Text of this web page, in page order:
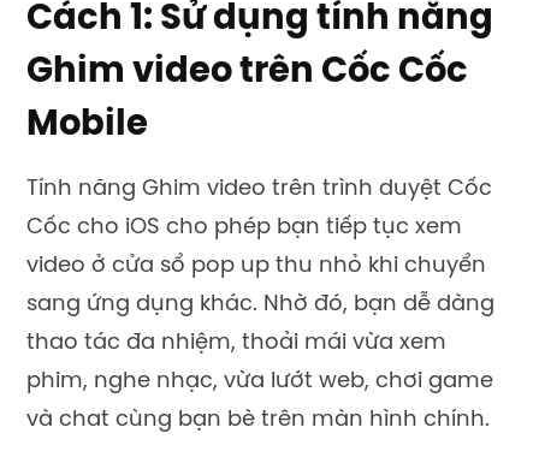
Cách 1: Sử dụng tính năng
Ghim video trên Cốc Cốc
Mobile
Tính năng Ghim video trên trình duyệt Cốc
Cốc cho iOS cho phép bạn tiếp tục xem
video ở cửa sổ pop up thu nhỏ khi chuyển
sang ứng dụng khác. Nhờ đó, bạn dễ dàng
thao tác đa nhiệm, thoải mái vừa xem
phim, nghe nhạc, vừa lướt web, chơi game
và chat cùng bạn bè trên màn hình chính.